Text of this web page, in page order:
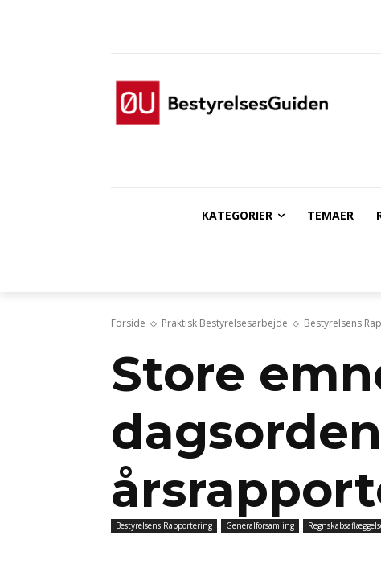
KATEGORIER TEMAER
Forside Praktisk Bestyrelsesarbejde Bestyrelsens
Store
Bestyrelsens Rapportering Generalforsamling